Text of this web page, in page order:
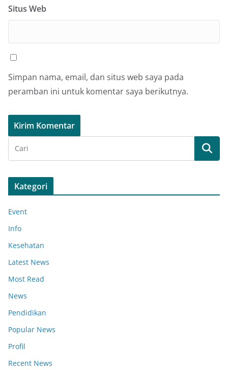
Situs Web
Simpan nama, email, dan situs web saya pada
peramban ini untuk komentar saya berikutnya.
Kategori
Event
Info
Kesehatan
Latest News
Most Read
News
Pendidikan
Popular News
Profil
Recent News